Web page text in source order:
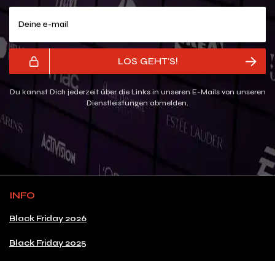
LOS GEHT'S!
Du kannst Dich jederzeit über die Links in unseren E-Mails von unseren
Dienstleistungen abmelden.
INFO
Black Friday 2026
Black Friday 2025